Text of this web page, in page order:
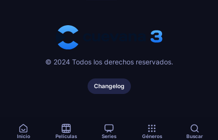
© 2024 Todos los derechos reservados.
Changelog
Inicio Películas Series Géneros Buscar